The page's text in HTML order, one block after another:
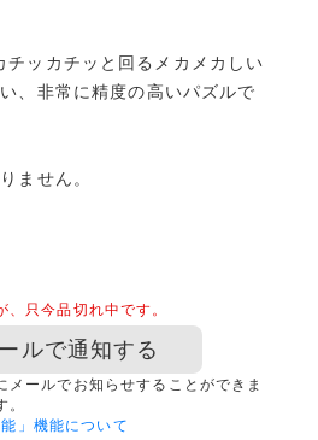
チッカチッと回るメカメカしい
、非常に精度の高いパズルで
ません。
只今品切れ中です。
ルで通知する
メールでお知らせすることができま
。
能」機能について